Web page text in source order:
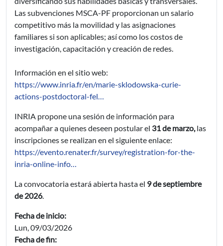
Las subvenciones MSCA-PF proporcionan un salario
competitivo más la movilidad y las asignaciones
familiares si son aplicables; así como los costos de
investigación, capacitación y creación de redes.
Información en el sitio web:
https://www.inria.fr/en/marie-sklodowska-curie-
actions-postdoctoral-fel…
INRIA propone una sesión de información para
acompañar a quienes deseen postular el 31 de marzo,las
inscripciones se realizan en el siguiente enlace:
https://evento.renater.fr/survey/registration-for-the-
inria-online-info…
La convocatoria estará abierta hasta el 9 de septiembre
de 2026.
Fecha de inicio:
Lun, 09/03/2026
Fecha de fin: